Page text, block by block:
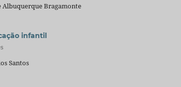
Albuquerque Bragamonte
infantil
Santos